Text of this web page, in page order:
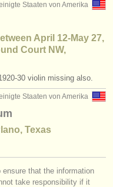
Staaten von Amerika
April 12-May 27,
Court NW,
30 violin missing also.
Staaten von Amerika
Texas
that the information
take responsibility if it